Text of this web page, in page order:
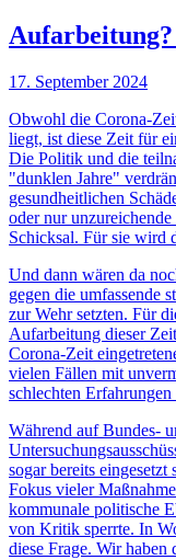
17. September 2024
Obwohl die Corona-
liegt, ist diese Zeit für
Die Politik und die
"dunklen Jahre"
gesundheitlichen
oder nur
Schicksal. Für sie wird
Und dann wären da
gegen die umfassende
zur Wehr setzten. Für
Aufarbeitung dieser
Corona-Zeit
vielen Fällen mit
schlechten
Während auf Bundes-
sogar bereits
Fokus vieler
kommunale politische
von Kritik sperrte. In
diese Frage. Wir